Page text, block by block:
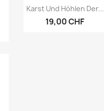
Aperçu rapide
Karst Und Höhlen Der...
19,00 CHF